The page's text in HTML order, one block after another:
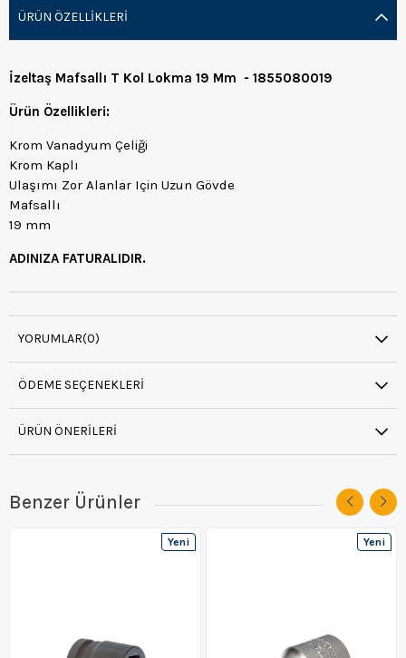
ÜRÜN ÖZELLIKLERI
İzeltaş Mafsallı T Kol Lokma 19 Mm - 1855080019
Ürün Özellikleri:
Krom Vanadyum Çeliği
Krom Kaplı
Ulaşımı Zor Alanlar Için Uzun Gövde
Mafsallı
19 mm
ADINIZA FATURALIDIR.
YORUMLAR(0)
ÖDEME SEÇENEKLERI
ÜRÜN ÖNERILERI
Benzer Ürünler
Yeni
Yeni